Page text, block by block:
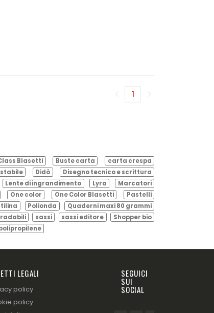
1(corrente)
Blasetti Buste carta
carta crespa
Didò
Disegno tecnico e scrittura
Lente di ingrandimento Lyra
Marcatori
One color One Color Blasetti
Pastelli
Polionda
Quaderni maxi 80 grammi
sassi sassi editore
Shopper bio
LEGALI
policy
policy
SEGUICI
SUI
SOCIAL